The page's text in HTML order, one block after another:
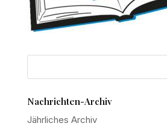
Nachrichten-Archiv
Jährliches Archiv